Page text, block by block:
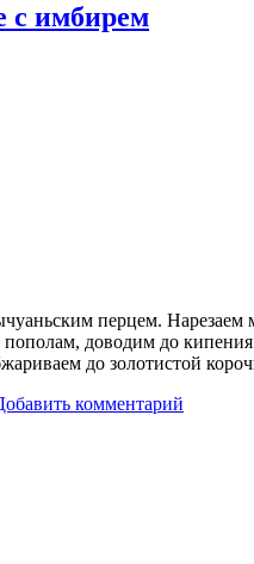
с имбирем
перцем.
доводим до
до золотистой
комментарий